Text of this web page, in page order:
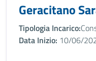
Geracitano
Tipologia Incarico:
Data Inizio: 10/06/